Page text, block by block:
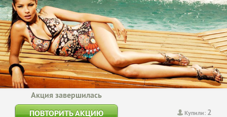
Купили: 2
Акция завершилась
ПОВТОРИТЬ АКЦИЮ